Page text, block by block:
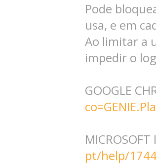
Pode
usa, e em
Ao limitar a
impedir o
GOOGLE
MICROSOFT
pt/help/